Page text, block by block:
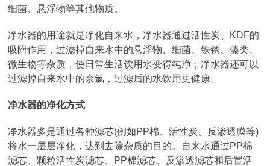
细菌、悬浮物等其他物质。
净水器的用途就是净化自来水，净水器通过活性炭、KDF的
吸附作用，过滤掉自来水中的悬浮物、细菌、铁锈、藻类、
微生物等杂质，使日常生活饮用水变得纯净；净水器还可以
过滤掉自来水中的余氯，过滤后的水饮用更健康。
净水器的净化方式
净水器多是通过各种滤芯(例如PP棉、活性炭、反渗透膜等)
将水一层层净化，达到去除杂质的目的。自来水通过PP棉
滤芯、颗粒活性炭滤芯、PP棉滤芯、反渗透滤芯和后置活